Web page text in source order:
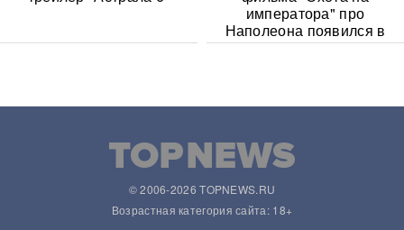
императора" про
Наполеона появился в
Сети
© 2006-2026 TOPNEWS.RU
Возрастная категория сайта: 18+